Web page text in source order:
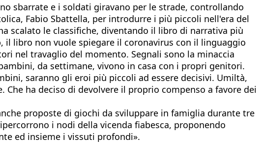
sbarrate e i soldati giravano per le strade, controllando
Fabio Sbattella, per introdurre i più piccoli nell'era del
scalato le classifiche, diventando il libro di narrativa più
il libro non vuole spiegare il coronavirus con il linguaggio
nel travaglio del momento. Segnali sono la minaccia
da settimane, vivono in casa con i propri genitori.
saranno gli eroi più piccoli ad essere decisivi. Umiltà,
ha deciso di devolvere il proprio compenso a favore dei
proposte di giochi da sviluppare in famiglia durante tre
i nodi della vicenda fiabesca, proponendo
ed insieme i vissuti profondi».